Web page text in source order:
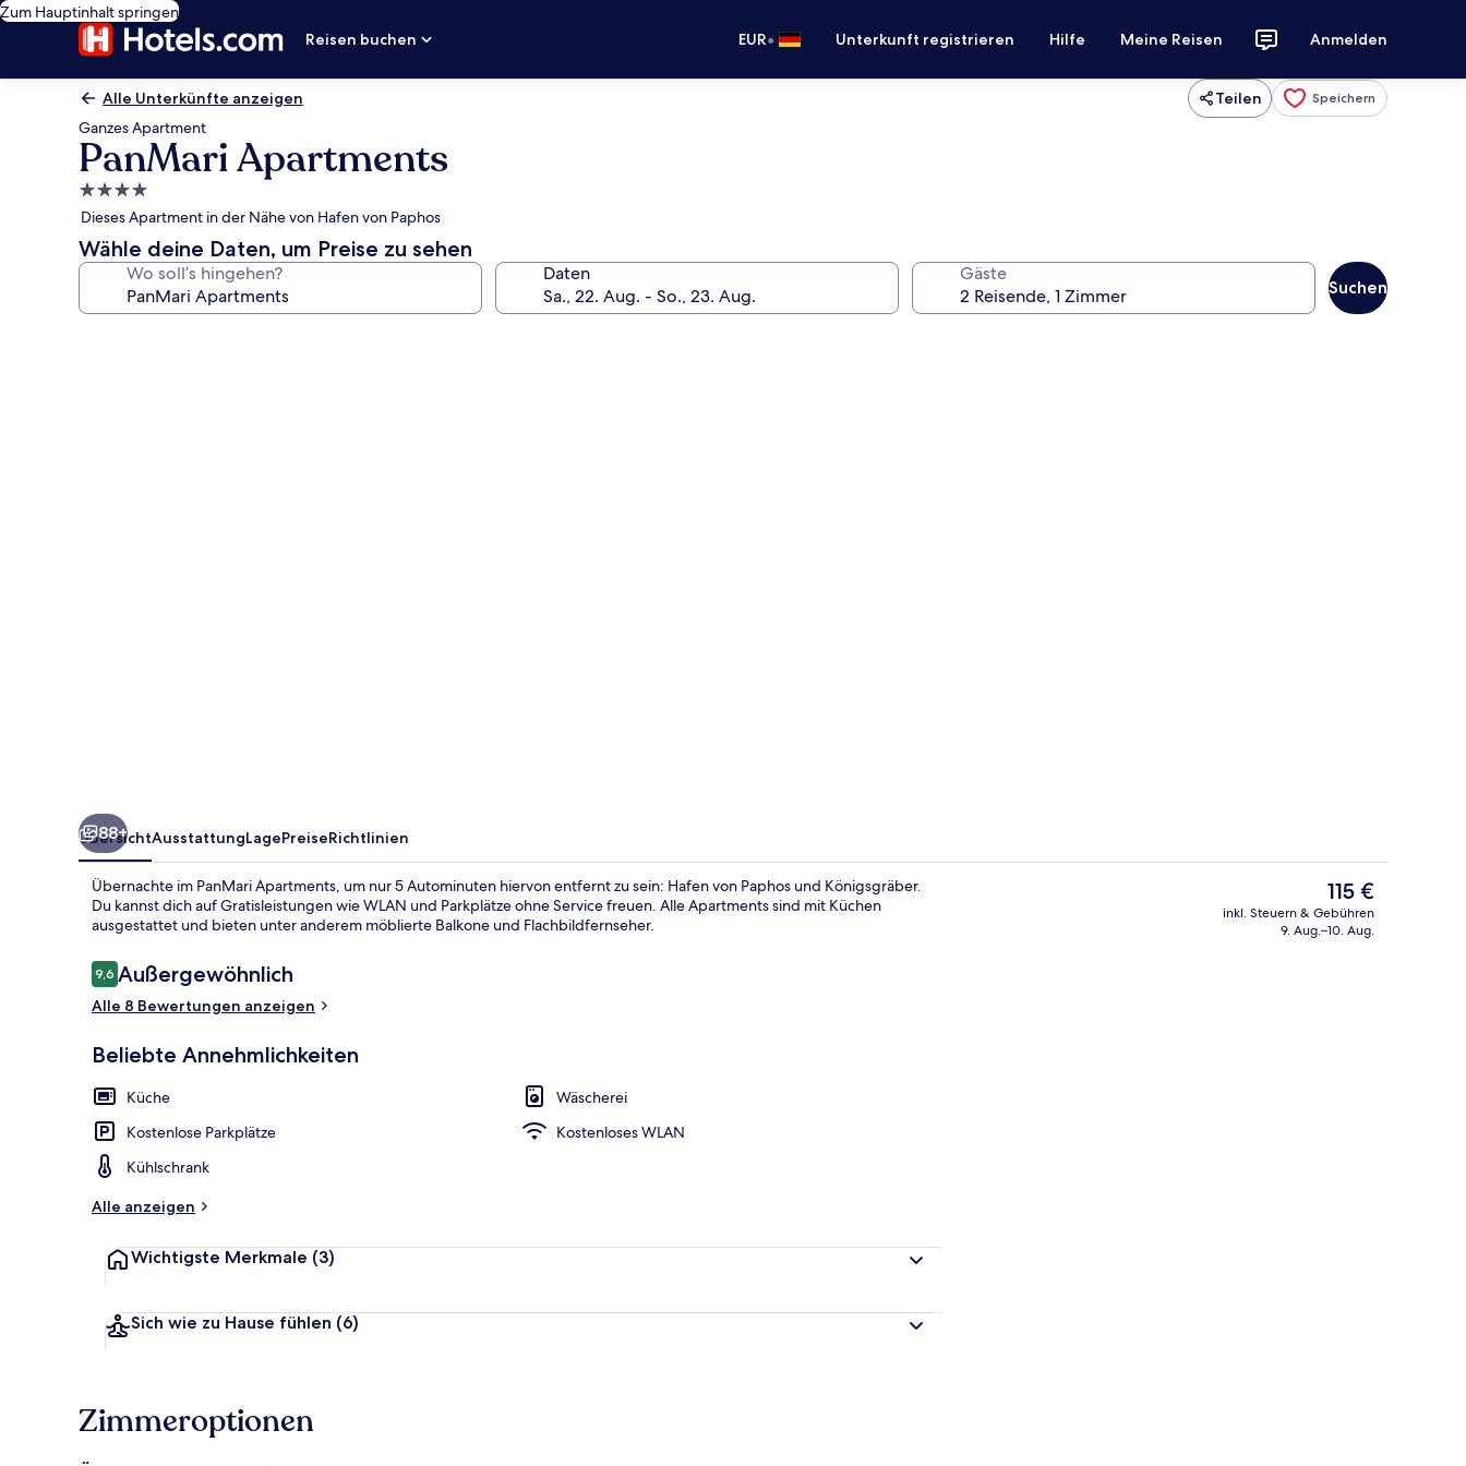
Zum Hauptinhalt springen
Reisen buchen
EUR• Unterkunft registrieren Hilfe Meine Reisen Anmelden
Alle Unterkünfte anzeigen Teilen Speichern
Ganzes Apartment
PanMari Apartments
4.0-
Sterne-
Unterkunft
Dieses Apartment in der Nähe von Hafen von Paphos
Wähle deine Daten, um Preise zu sehen
Wo soll’s hingehen? Daten Gäste
Suchen
Hestia Apartment | Zustellbetten
88+
ÜbersichtAusstattungLagePreiseRichtlinien
Übernachte im PanMari Apartments, um nur 5 Autominuten hiervon entfernt zu sein: Hafen von Paphos und Königsgräber.
Du kannst dich auf Gratisleistungen wie WLAN und Parkplätze ohne Service freuen. Alle Apartments sind mit Küchen
ausgestattet und bieten unter anderem möblierte Balkone und Flachbildfernseher.
Bewertungen
9,69,6 von 10.
Außergewöhnlich
Alle 8 Bewertungen anzeigen
Beliebte Annehmlichkeiten
Küche
Wäscherei
Kostenlose Parkplätze
Kostenloses WLAN
Kühlschrank
Alle anzeigen
Wichtigste Merkmale (3)
Sich wie zu Hause fühlen (6)
Der
aktuelle
Preis
115 €
inkl. Steuern & Gebühren
9. Aug.–10. Aug.
Zimmeroptionen